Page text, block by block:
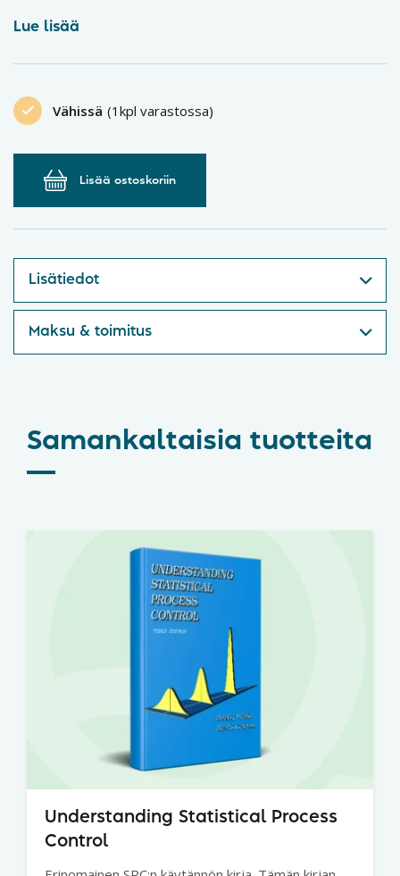
Lue lisää
Vähissä (1kpl varastossa)
Lisää ostoskoriin
Lisätiedot
Maksu & toimitus
Samankaltaisia tuotteita
Understanding Statistical Process
Control